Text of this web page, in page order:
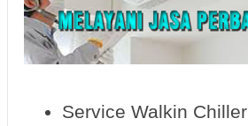
Service Walkin Chiller